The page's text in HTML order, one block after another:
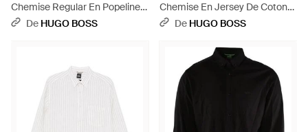
Chemise Regular En Popeline
De Coton Avec Logo Brodé -
De HUGO BOSS
Chemise En Jersey De Coton
Infroissable Avec Stretch
De HUGO BOSS